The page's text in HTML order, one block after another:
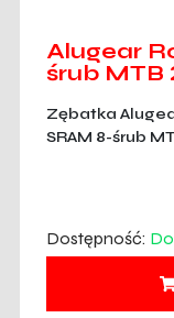
Alugear
śrub MTB
Zębatka
SRAM 8-śrub
Dostępność: